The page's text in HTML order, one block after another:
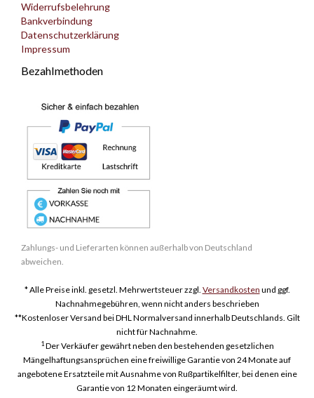
Widerrufsbelehrung
Bankverbindung
Datenschutzerklärung
Impressum
Bezahlmethoden
Zahlungs- und Lieferarten können außerhalb von Deutschland
abweichen.
* Alle Preise inkl. gesetzl. Mehrwertsteuer zzgl. Versandkosten und ggf.
Nachnahmegebühren, wenn nicht anders beschrieben
**Kostenloser Versand bei DHL Normalversand innerhalb Deutschlands. Gilt
nicht für Nachnahme.
1Der Verkäufer gewährt neben den bestehenden gesetzlichen
Mängelhaftungsansprüchen eine freiwillige Garantie von 24 Monate auf
angebotene Ersatzteile mit Ausnahme von Rußpartikelfilter, bei denen eine
Garantie von 12 Monaten eingeräumt wird.